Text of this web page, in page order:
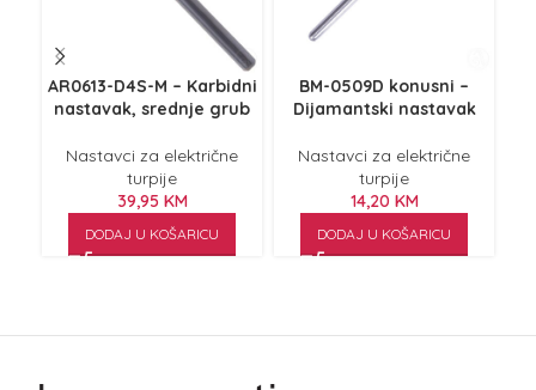
AR0613-D4S-M – Karbidni
nastavak, srednje grub
Nastavci za električne
turpije
39,95 KM
DODAJ U KOŠARICU
BM-0509D konusni –
Dijamantski nastavak
Nastavci za električne
turpije
14,20 KM
DODAJ U KOŠARICU